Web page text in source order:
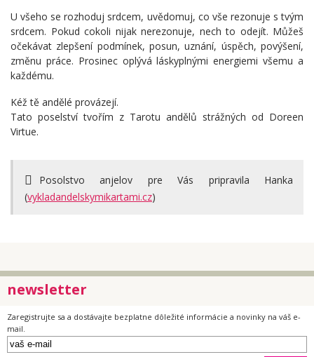
U všeho se rozhoduj srdcem, uvědomuj, co vše rezonuje s tvým
srdcem. Pokud cokoli nijak nerezonuje, nech to odejít. Můžeš
očekávat zlepšení podmínek, posun, uznání, úspěch, povýšení,
změnu práce. Prosinec oplývá láskyplnými energiemi všemu a
každému.
Kéž tě andělé provázejí.
Tato poselství tvořím z Tarotu andělů strážných od Doreen
Virtue.
Posolstvo anjelov pre Vás pripravila Hanka
(vykladandelskymikartami.cz)
newsletter
Zaregistrujte sa a dostávajte bezplatne dôležité informácie a novinky na váš e-
mail.